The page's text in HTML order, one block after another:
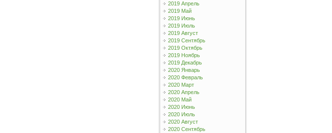
2019 Апрель
2019 Май
2019 Июнь
2019 Июль
2019 Август
2019 Сентябрь
2019 Октябрь
2019 Ноябрь
2019 Декабрь
2020 Январь
2020 Февраль
2020 Март
2020 Апрель
2020 Май
2020 Июнь
2020 Июль
2020 Август
2020 Сентябрь